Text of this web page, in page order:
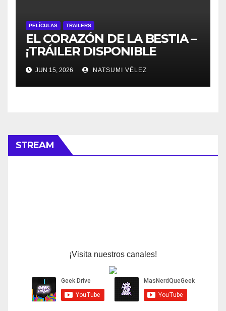
PELÍCULAS TRAILERS
EL CORAZÓN DE LA BESTIA –
¡TRÁILER DISPONIBLE
AHORA!
JUN 15, 2026 NATSUMI VÉLEZ
STREAM
¡Visita nuestros canales!